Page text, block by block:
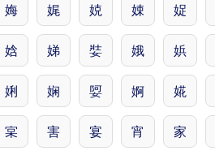
娒 娓 娔 娕 娖
娢 娣 娤 娥 娦
娳 娴 娿 婀 婲
宲 害 宴 宵 家